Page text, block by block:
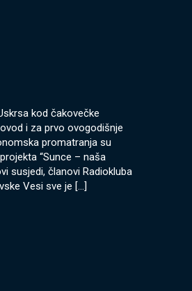
kod čakovečke
i za prvo ovogodišnje
promatranja su
“Sunce – naša
susjedi, članovi Radiokluba
Vesi sve je […]